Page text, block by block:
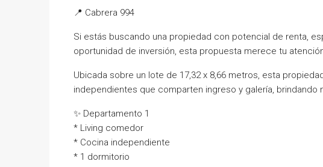
📍 Cabrera 994
Si estás buscando una propiedad con potencial de renta,
oportunidad de inversión, esta propuesta merece tu
Ubicada sobre un lote de 17,32 x 8,66 metros, esta
independientes que comparten ingreso y galería, brindando
✨ Departamento 1
* Living comedor
* Cocina independiente
* 1 dormitorio